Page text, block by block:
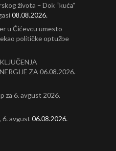
života – Dok “kuća”
08.08.2026.
u Ćićevcu umesto
političke optužbe
ZA 06.08.2026.
za 6. avgust 2026.
6. avgust 06.08.2026.